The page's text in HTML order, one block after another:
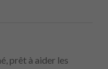
prêt à aider les